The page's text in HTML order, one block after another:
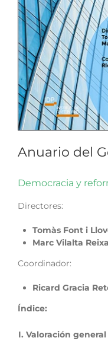
Anuario del
Democracia y
Directores:
Tomàs Font i
Marc Vilalta
Coordinador:
Ricard Gracia
Índice:
I. Valoración general